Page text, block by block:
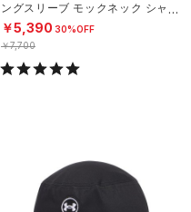
ングスリーブ モックネック シャツ
（ゴルフ/WOMEN）
￥5,390 30%OFF
￥7,700